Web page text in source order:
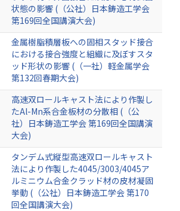
状態の影響 (（公社）日本鋳造工学会
第169回全国講演大会)
金属樹脂積層板への固相スタッド接合
における接合強度と組織に及ぼすスタ
ッド形状の影響 (（一社）軽金属学会
第132回春期大会)
高速双ロールキャスト法により作製し
たAl-Mn系合金板材の分散相 (（公
社）日本鋳造工学会 第169回全国講演
大会)
タンデム式縦型高速双ロールキャスト
法により作製した4045/3003/4045ア
ルミニウム合金クラッド材の皮材凝固
挙動 (（公社）日本鋳造工学会 第170
回全国講演大会)